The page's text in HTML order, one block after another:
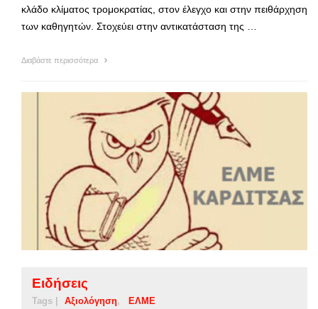
κλάδο κλίματος τρομοκρατίας, στον έλεγχο και στην πειθάρχηση
των καθηγητών. Στοχεύει στην αντικατάσταση της …
Διαβάστε περισσότερα
Ειδήσεις
Tags | Αξιολόγηση ΕΛΜΕ